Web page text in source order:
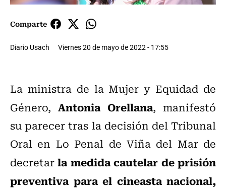
Comparte
Diario Usach Viernes 20 de mayo de 2022 - 17:55
La ministra de la Mujer y Equidad de
Género, Antonia Orellana, manifestó
su parecer tras la decisión del Tribunal
Oral en Lo Penal de Viña del Mar de
decretarla medida cautelar de prisión
preventiva para el cineasta nacional,